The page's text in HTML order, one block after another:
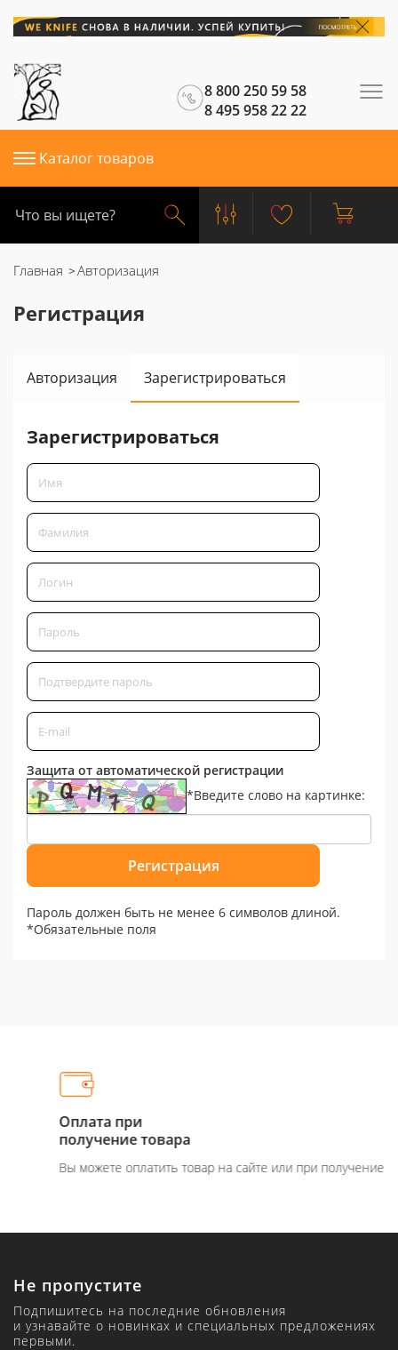
8 800 250 59 58
8 495 958 22 22
Каталог товаров
Главная Авторизация
Регистрация
Авторизация Зарегистрироваться
Зарегистрироваться
Защита от автоматической регистрации
*Введите слово на картинке:
Пароль должен быть не менее 6 символов длиной.
*Обязательные поля
Оплата при
получение товара
Вы можете оплатить товар на сайте или при получение
Не пропустите
Подпишитесь на последние обновления
и узнавайте о новинках и специальных предложениях
первыми.